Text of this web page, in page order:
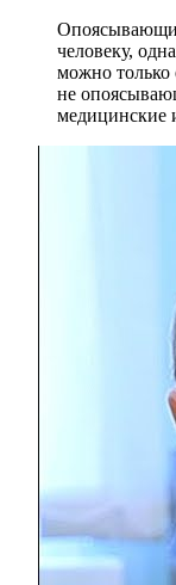
человеку,
можно только
не
медицинские